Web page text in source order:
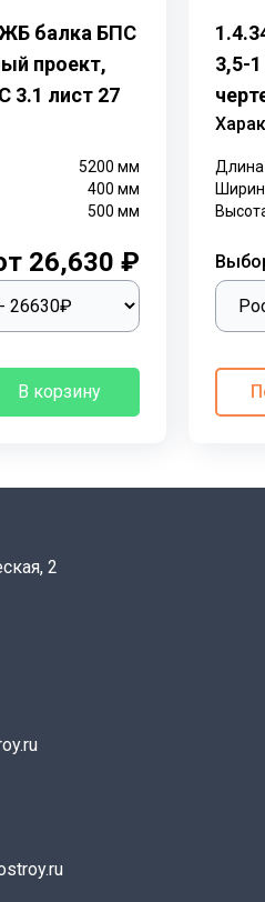
балка БПС
проект,
3.1 лист 27
5200мм
400мм
500мм
26,630 ₽
В корзину
3,5-
Длина
2